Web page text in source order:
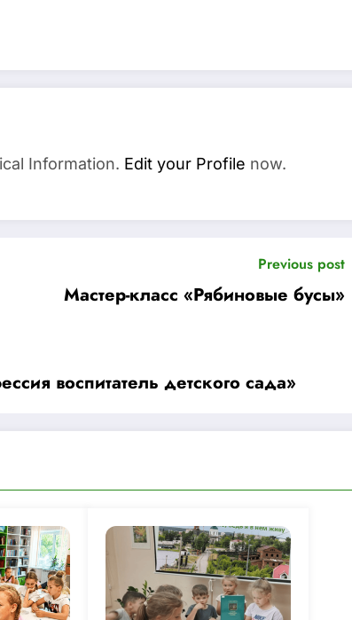
Information. Edit your Profile now.
Previous post
Мастер-класс «Рябиновые бусы»
воспитатель детского сада»